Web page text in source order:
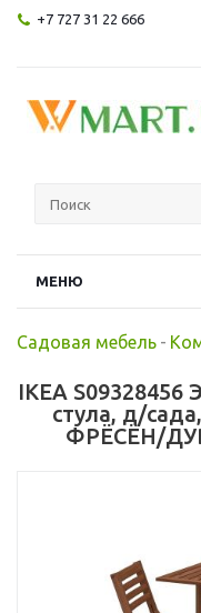
+7 727 31 22 666
МЕНЮ
Садовая мебель -
IKEA
стула, д/
ФРЁСЁН/